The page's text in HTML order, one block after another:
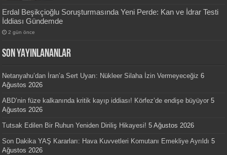
Erdal Beşikçioğlu Soruşturmasında Yeni Perde: Kan ve İdrar Testi
İddiası Gündemde
2 gün önce
SON YAYINLANANLAR
Netanyahu’dan İran’a Sert Uyarı: Nükleer Silaha İzin Vermeyeceğiz 6
Ağustos 2026
ABD’nin füze kalkanında kritik kayıp iddiası! Körfez’de endişe büyüyor 5
Ağustos 2026
Tutsak Edilen Bir Ruhun Yeniden Diriliş Hikayesi! 5 Ağustos 2026
Son Dakika YAŞ Kararları: Hava Kuvvetleri Komutanı Emekliye Ayrıldı 5
Ağustos 2026